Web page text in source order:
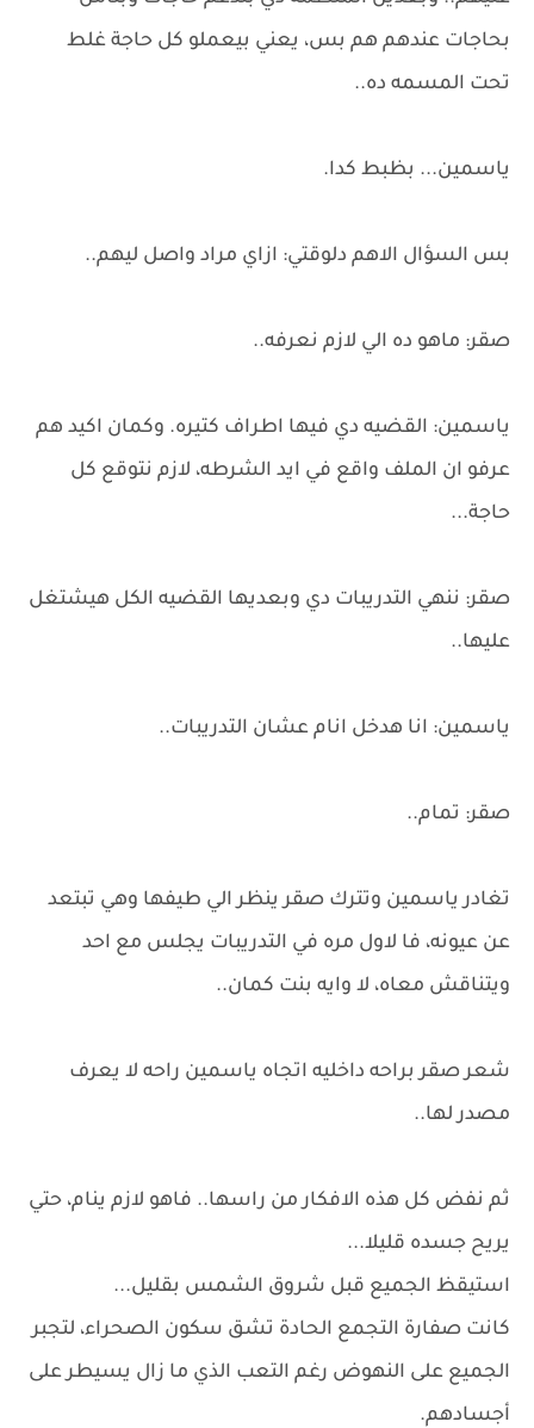
بحاجات عندهم هم بس، يعني بيعملو كل حاجة غلط
تحت المسمه ده..
ياسمين... بظبط كدا.
بس السؤال الاهم دلوقتي: ازاي مراد واصل ليهم..
صقر: ماهو ده الي لازم نعرفه..
ياسمين: القضيه دي فيها اطراف كتيره. وكمان اكيد هم
عرفو ان الملف واقع في ايد الشرطه، لازم نتوقع كل
حاجة...
صقر: ننهي التدريبات دي وبعديها القضيه الكل هيشتغل
عليها..
ياسمين: انا هدخل انام عشان التدريبات..
صقر: تمام..
تغادر ياسمين وتترك صقر ينظر الي طيفها وهي تبتعد
عن عيونه، فا لاول مره في التدريبات يجلس مع احد
ويتناقش معاه، لا وايه بنت كمان..
شعر صقر براحه داخليه اتجاه ياسمين راحه لا يعرف
مصدر لها..
ثم نفض كل هذه الافكار من راسها.. فاهو لازم ينام، حتي
يريح جسده قليلا...
استيقظ الجميع قبل شروق الشمس بقليل...
كانت صفارة التجمع الحادة تشق سكون الصحراء، لتجبر
الجميع على النهوض رغم التعب الذي ما زال يسيطر على
أجسادهم.